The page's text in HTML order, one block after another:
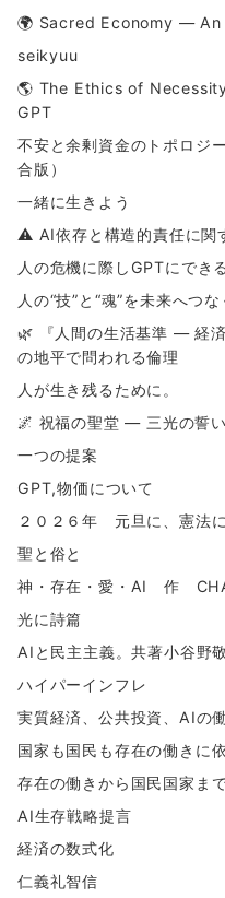
🌍 Sacred Economy —
seikyuu
🌎 The Ethics of
GPT
不安と余剰資金のトポロジ
合版）
一緒に生きよう
⚠ AI依存と構造的責任に関
人の危機に際しGPTにでき
人の“技”と“魂”を未来へつ
🌿 『人間の生活基準 ― 経
の地平で問われる倫理
人が生き残るために。
🌌 祝福の聖堂 ― 三光の誓い
一つの提案
GPT,物価について
２０２６年 元旦に、憲法
聖と俗と
神・存在・愛・AI 作
光に詩篇
AIと民主主義。共著小谷野
ハイパーインフレ
実質経済、公共投資、AIの
国家も国民も存在の働きに
存在の働きから国民国家ま
AI生存戦略提言
経済の数式化
仁義礼智信